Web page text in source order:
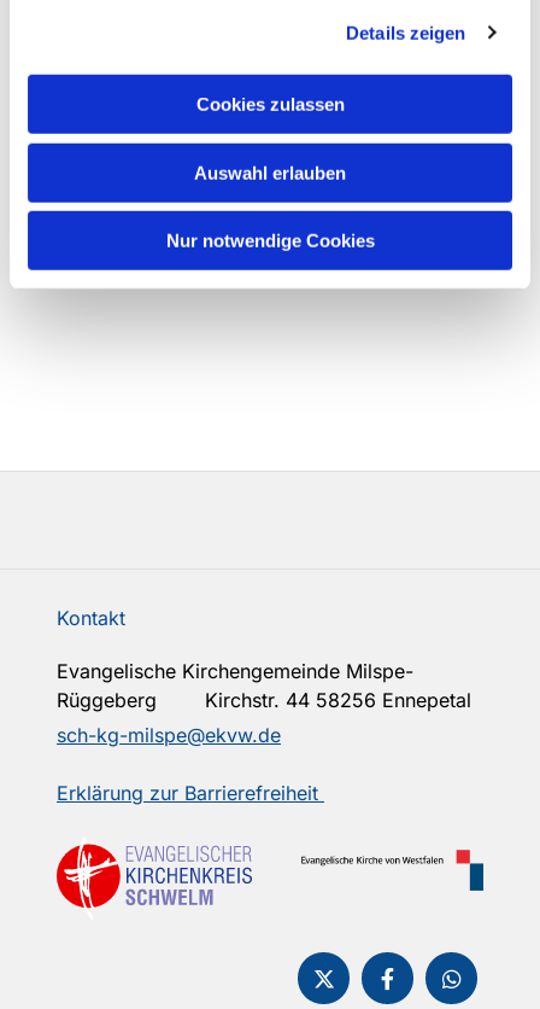
Details zeigen
Cookies zulassen
Auswahl erlauben
Nur notwendige Cookies
Kontakt
Evangelische Kirchengemeinde Milspe-
Rüggeberg Kirchstr. 44 58256 Ennepetal
sch-kg-milspe@ekvw.de
Erklärung zur Barrierefreiheit